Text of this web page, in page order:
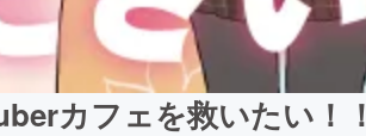
カフェを救いたい！！